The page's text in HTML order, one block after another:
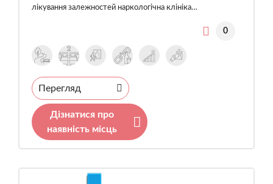
лікування залежностей наркологічна клініка…
0
Перегляд
Дізнатися про
наявність місць